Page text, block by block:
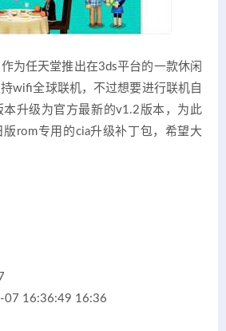
为任天堂推出在3ds平台的一款休闲
wifi全球联机，不过想要进行联机自
本升级为官方最新的v1.2版本，为此
rom专用的cia升级补丁包，希望大
07 16:36:49 16:36